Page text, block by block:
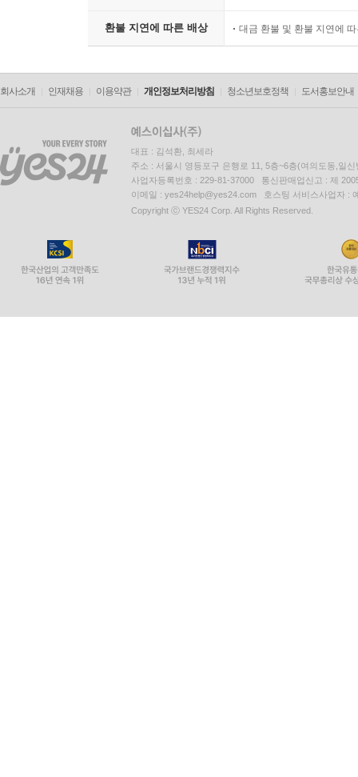
환불 지연에 따른 배상 대금 환불 및 환불 지연에
회사소개 인재채용 이용약관 개인정보처리방침 청소년보호정책 도서홍보안내
대표 : 김석환, 최세라
주소 : 서울시 영등포구 은행로 11, 5층~6층(여의도동,일신
사업자등록번호 : 229-81-37000 통신판매업신고 : 제
이메일 : yes24help@yes24.com 호스팅 서비스사업자 :
Copyright ⓒ YES24 Corp. All Rights Reserved.